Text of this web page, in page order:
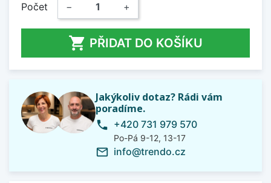
Počet − +
 PŘIDAT DO KOŠÍKU
Jakýkoliv dotaz? Rádi vám
poradíme.
phone +420 731 979 570
Po-Pá 9-12, 13-17
mail_outline info@trendo.cz